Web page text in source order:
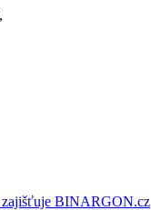
zajišťuje BINARGON.cz